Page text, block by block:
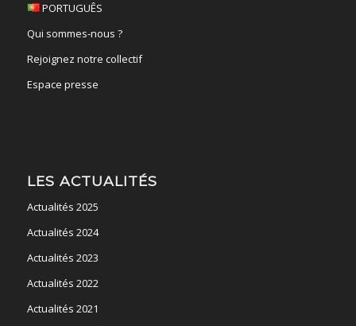
PORTUGUÊS
Qui sommes-nous ?
Rejoignez notre collectif
Espace presse
LES ACTUALITÉS
Actualités 2025
Actualités 2024
Actualités 2023
Actualités 2022
Actualités 2021